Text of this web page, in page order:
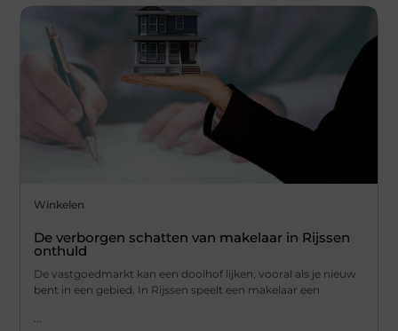
Winkelen
De verborgen schatten van makelaar in Rijssen
onthuld
De vastgoedmarkt kan een doolhof lijken, vooral als je nieuw
bent in een gebied. In Rijssen speelt een makelaar een
...